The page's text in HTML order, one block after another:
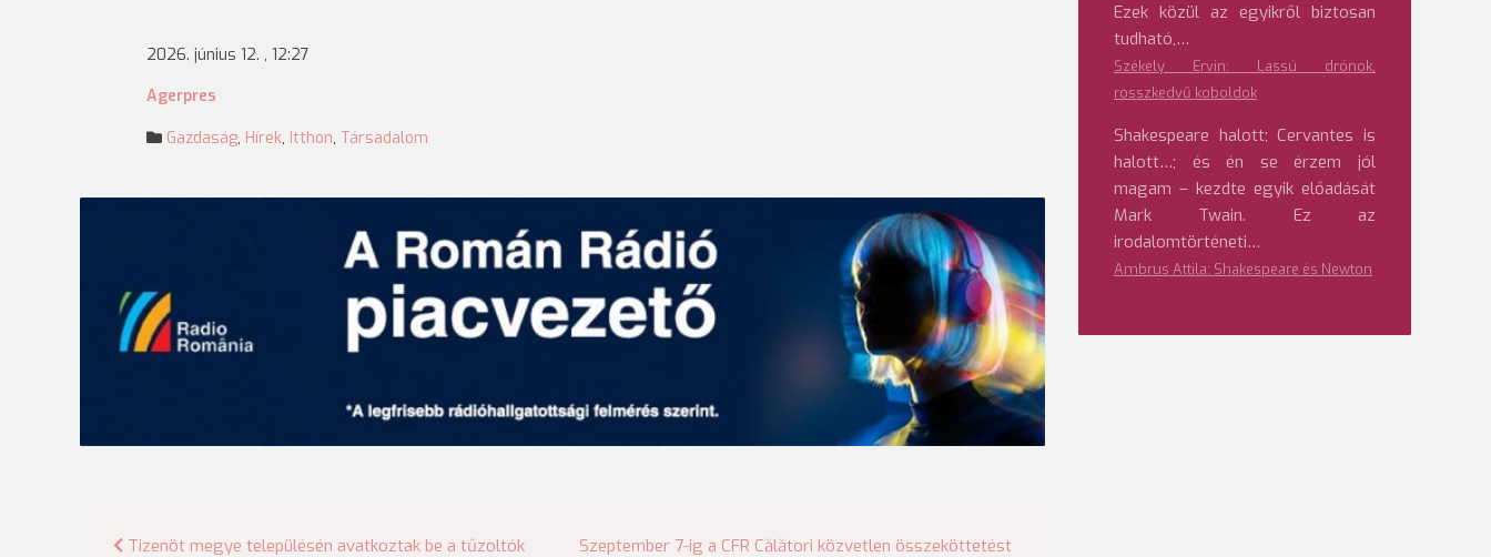
2026. június 12. , 12:27
Agerpres
Gazdaság, Hírek, Itthon, Társadalom
Tizenöt megye településén avatkoztak be a tűzoltók
Szeptember 7-ig a CFR Călători közvetlen összeköttetést
Ezek közül az egyikről biztosan
tudható,…
Székely Ervin: Lassú drónok,
rosszkedvű koboldok
Shakespeare halott; Cervantes is
halott…; és én se érzem jól
magam – kezdte egyik előadását
Mark Twain. Ez az
irodalomtörténeti…
Ambrus Attila: Shakespeare és Newton